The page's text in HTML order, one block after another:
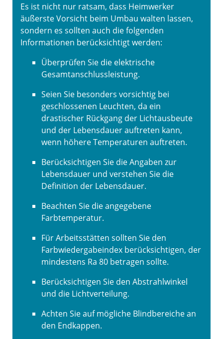
Es ist nicht nur ratsam, dass Heimwerker
äußerste Vorsicht beim Umbau walten lassen,
sondern es sollten auch die folgenden
Informationen berücksichtigt werden:
Überprüfen Sie die elektrische
Gesamtanschlussleistung.
Seien Sie besonders vorsichtig bei
geschlossenen Leuchten, da ein
drastischer Rückgang der Lichtausbeute
und der Lebensdauer auftreten kann,
wenn höhere Temperaturen auftreten.
Berücksichtigen Sie die Angaben zur
Lebensdauer und verstehen Sie die
Definition der Lebensdauer.
Beachten Sie die angegebene
Farbtemperatur.
Für Arbeitsstätten sollten Sie den
Farbwiedergabeindex berücksichtigen, der
mindestens Ra 80 betragen sollte.
Berücksichtigen Sie den Abstrahlwinkel
und die Lichtverteilung.
Achten Sie auf mögliche Blindbereiche an
den Endkappen.